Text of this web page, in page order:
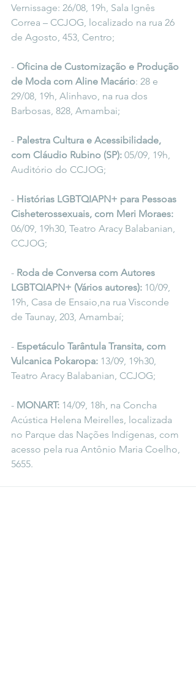
Vernissage: 26/08, 19h, Sala Ignês
Correa – CCJOG, localizado na rua 26
de Agosto, 453, Centro;
- Oficina de Customização e Produção
de Moda com Aline Macário: 28 e
29/08, 19h, Alinhavo, na rua dos
Barbosas, 828, Amambai;
- Palestra Cultura e Acessibilidade,
com Cláudio Rubino (SP): 05/09, 19h,
Auditório do CCJOG;
- Histórias LGBTQIAPN+ para Pessoas
Cisheterossexuais, com Meri Moraes:
06/09, 19h30, Teatro Aracy Balabanian,
CCJOG;
- Roda de Conversa com Autores
LGBTQIAPN+ (Vários autores): 10/09,
19h, Casa de Ensaio,na rua Visconde
de Taunay, 203, Amambaí;
- Espetáculo Tarântula Transita, com
Vulcanica Pokaropa: 13/09, 19h30,
Teatro Aracy Balabanian, CCJOG;
- MONART: 14/09, 18h, na Concha
Acústica Helena Meirelles, localizada
no Parque das Nações Indígenas, com
acesso pela rua Antônio Maria Coelho,
5655.